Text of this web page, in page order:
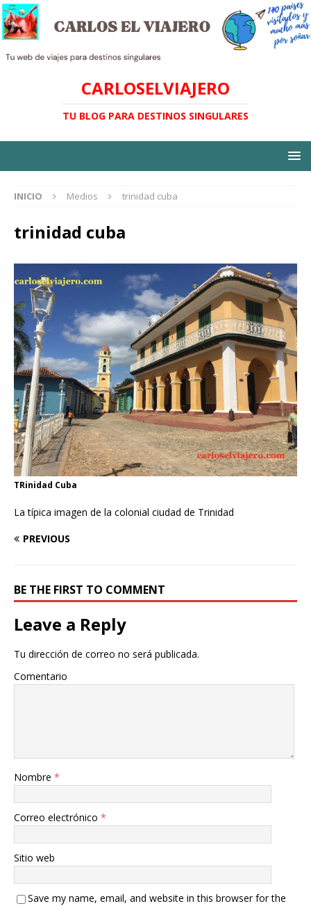
CARLOSELVIAJERO
TU BLOG PARA DESTINOS SINGULARES
INICIO Medios trinidad cuba
trinidad cuba
TRinidad Cuba
La típica imagen de la colonial ciudad de Trinidad
PREVIOUS
BE THE FIRST TO COMMENT
Leave a Reply
Tu dirección de correo no será publicada.
Comentario
Nombre *
Correo electrónico *
Sitio web
Save my name, email, and website in this browser for the